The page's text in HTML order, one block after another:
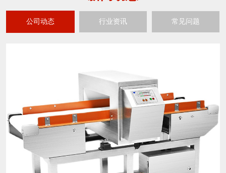
公司动态 行业资讯 常见问题